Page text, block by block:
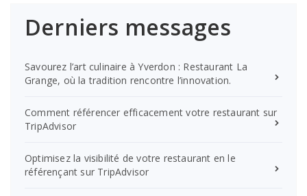
Derniers messages
Savourez l’art culinaire à Yverdon : Restaurant La
Grange, où la tradition rencontre l’innovation.
Comment référencer efficacement votre restaurant sur
TripAdvisor
Optimisez la visibilité de votre restaurant en le
référençant sur TripAdvisor